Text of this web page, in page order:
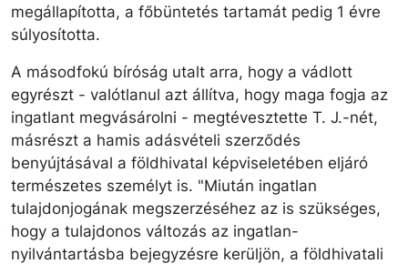
megállapította, a főbüntetés tartamát pedig 1 évre
súlyosította.
A másodfokú bíróság utalt arra, hogy a vádlott
egyrészt - valótlanul azt állítva, hogy maga fogja az
ingatlant megvásárolni - megtévesztette T. J.-nét,
másrészt a hamis adásvételi szerződés
benyújtásával a földhivatal képviseletében eljáró
természetes személyt is. "Miután ingatlan
tulajdonjogának megszerzéséhez az is szükséges,
hogy a tulajdonos változás az ingatlan-
nyilvántartásba bejegyzésre kerüljön, a földhivatali